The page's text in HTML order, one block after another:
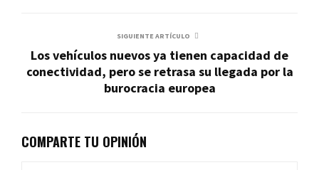
SIGUIENTE ARTÍCULO
Los vehículos nuevos ya tienen capacidad de
conectividad, pero se retrasa su llegada por la
burocracia europea
COMPARTE TU OPINIÓN